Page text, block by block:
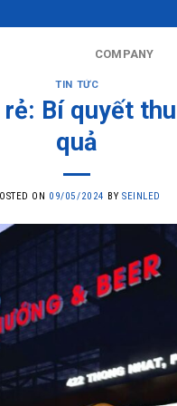
COMPANY
TIN TỨC
Bí quyết
quả
ON 09/05/2024 BYSEINLED